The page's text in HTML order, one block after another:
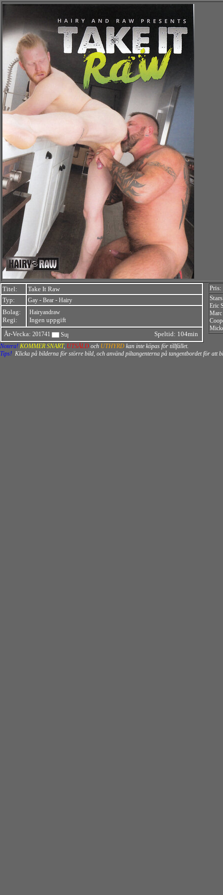
Titel:
Take It Raw
Typ:
Gay - Bear - Hairy
Bolag:
Regi:
Hairyandraw
Ingen uppgift
År-Vecka: 201741 Speltid: 104min
Eric
Marc
Notera! KOMMER SNART, UTSÅLD och UTHYRD kan inte köpas för tillfället.
Tips! Klicka på bilderna för större bild, och använd piltangenterna på tangentbordet för att